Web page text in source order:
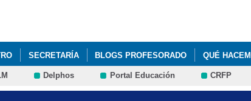
SECRETARÍA BLOGS PROFESORADO QUÉ
Delphos Portal Educación CRFP